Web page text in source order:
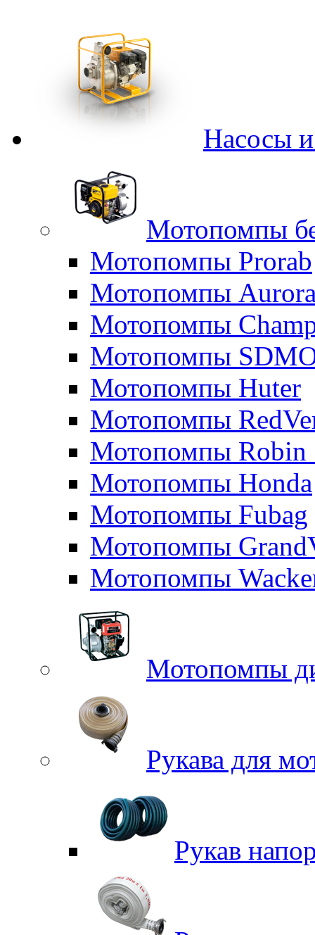
Насосы
Мотопомпы
Мотопомпы Prorab
Мотопомпы
Мотопомпы
Мотопомпы
Мотопомпы Huter
Мотопомпы
Мотопомпы Robin
Мотопомпы Honda
Мотопомпы Fubag
Мотопомпы
Мотопомпы
Мотопомпы
Рукава для
Рукав